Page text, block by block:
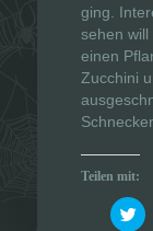
ging.
sehen
einen
Zucchini
Teilen mit:
K
l